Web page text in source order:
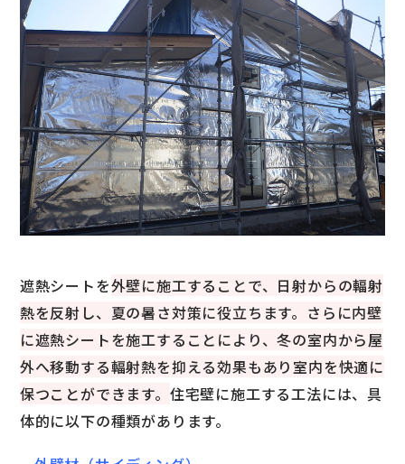
遮熱シートを外壁に施工することで、日射からの輻射
熱を反射し、夏の暑さ対策に役立ちます。さらに内壁
に遮熱シートを施工することにより、冬の室内から屋
外へ移動する輻射熱を抑える効果もあり室内を快適に
保つことができます。 住宅壁に施工する工法には、具
体的に以下の種類があります。